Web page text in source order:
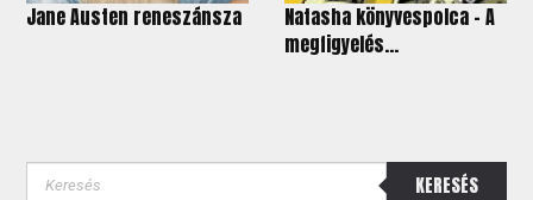
Jane Austen reneszánsza
Natasha könyvespolca - A
megfigyelés...
KERESÉS